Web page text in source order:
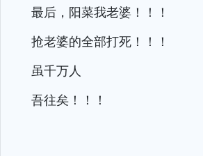
最后，阳菜我老婆！！！
抢老婆的全部打死！！！
虽千万人
吾往矣！！！